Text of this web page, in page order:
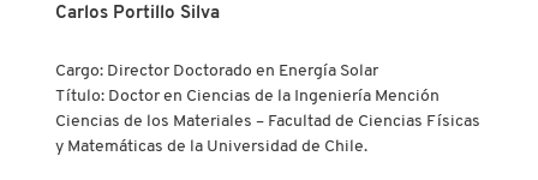
Carlos Portillo Silva
Cargo: Director Doctorado en Energía Solar
Título: Doctor en Ciencias de la Ingeniería Mención
Ciencias de los Materiales – Facultad de Ciencias Físicas
y Matemáticas de la Universidad de Chile.